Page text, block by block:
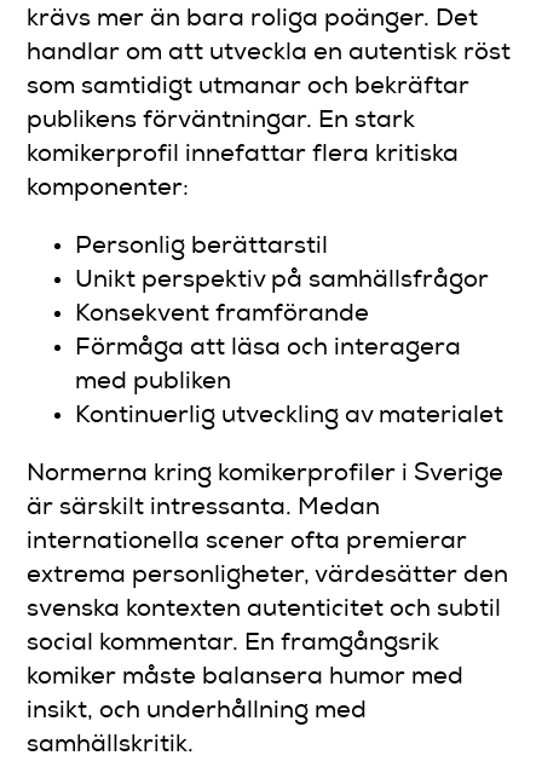
krävs mer än bara roliga poänger. Det
handlar om att utveckla en autentisk röst
som samtidigt utmanar och bekräftar
publikens förväntningar. En stark
komikerprofil innefattar flera kritiska
komponenter:
Personlig berättarstil
Unikt perspektiv på samhällsfrågor
Konsekvent framförande
Förmåga att läsa och interagera
med publiken
Kontinuerlig utveckling av materialet
Normerna kring komikerprofiler i Sverige
är särskilt intressanta. Medan
internationella scener ofta premierar
extrema personligheter, värdesätter den
svenska kontexten autenticitet och subtil
social kommentar. En framgångsrik
komiker måste balansera humor med
insikt, och underhållning med
samhällskritik.